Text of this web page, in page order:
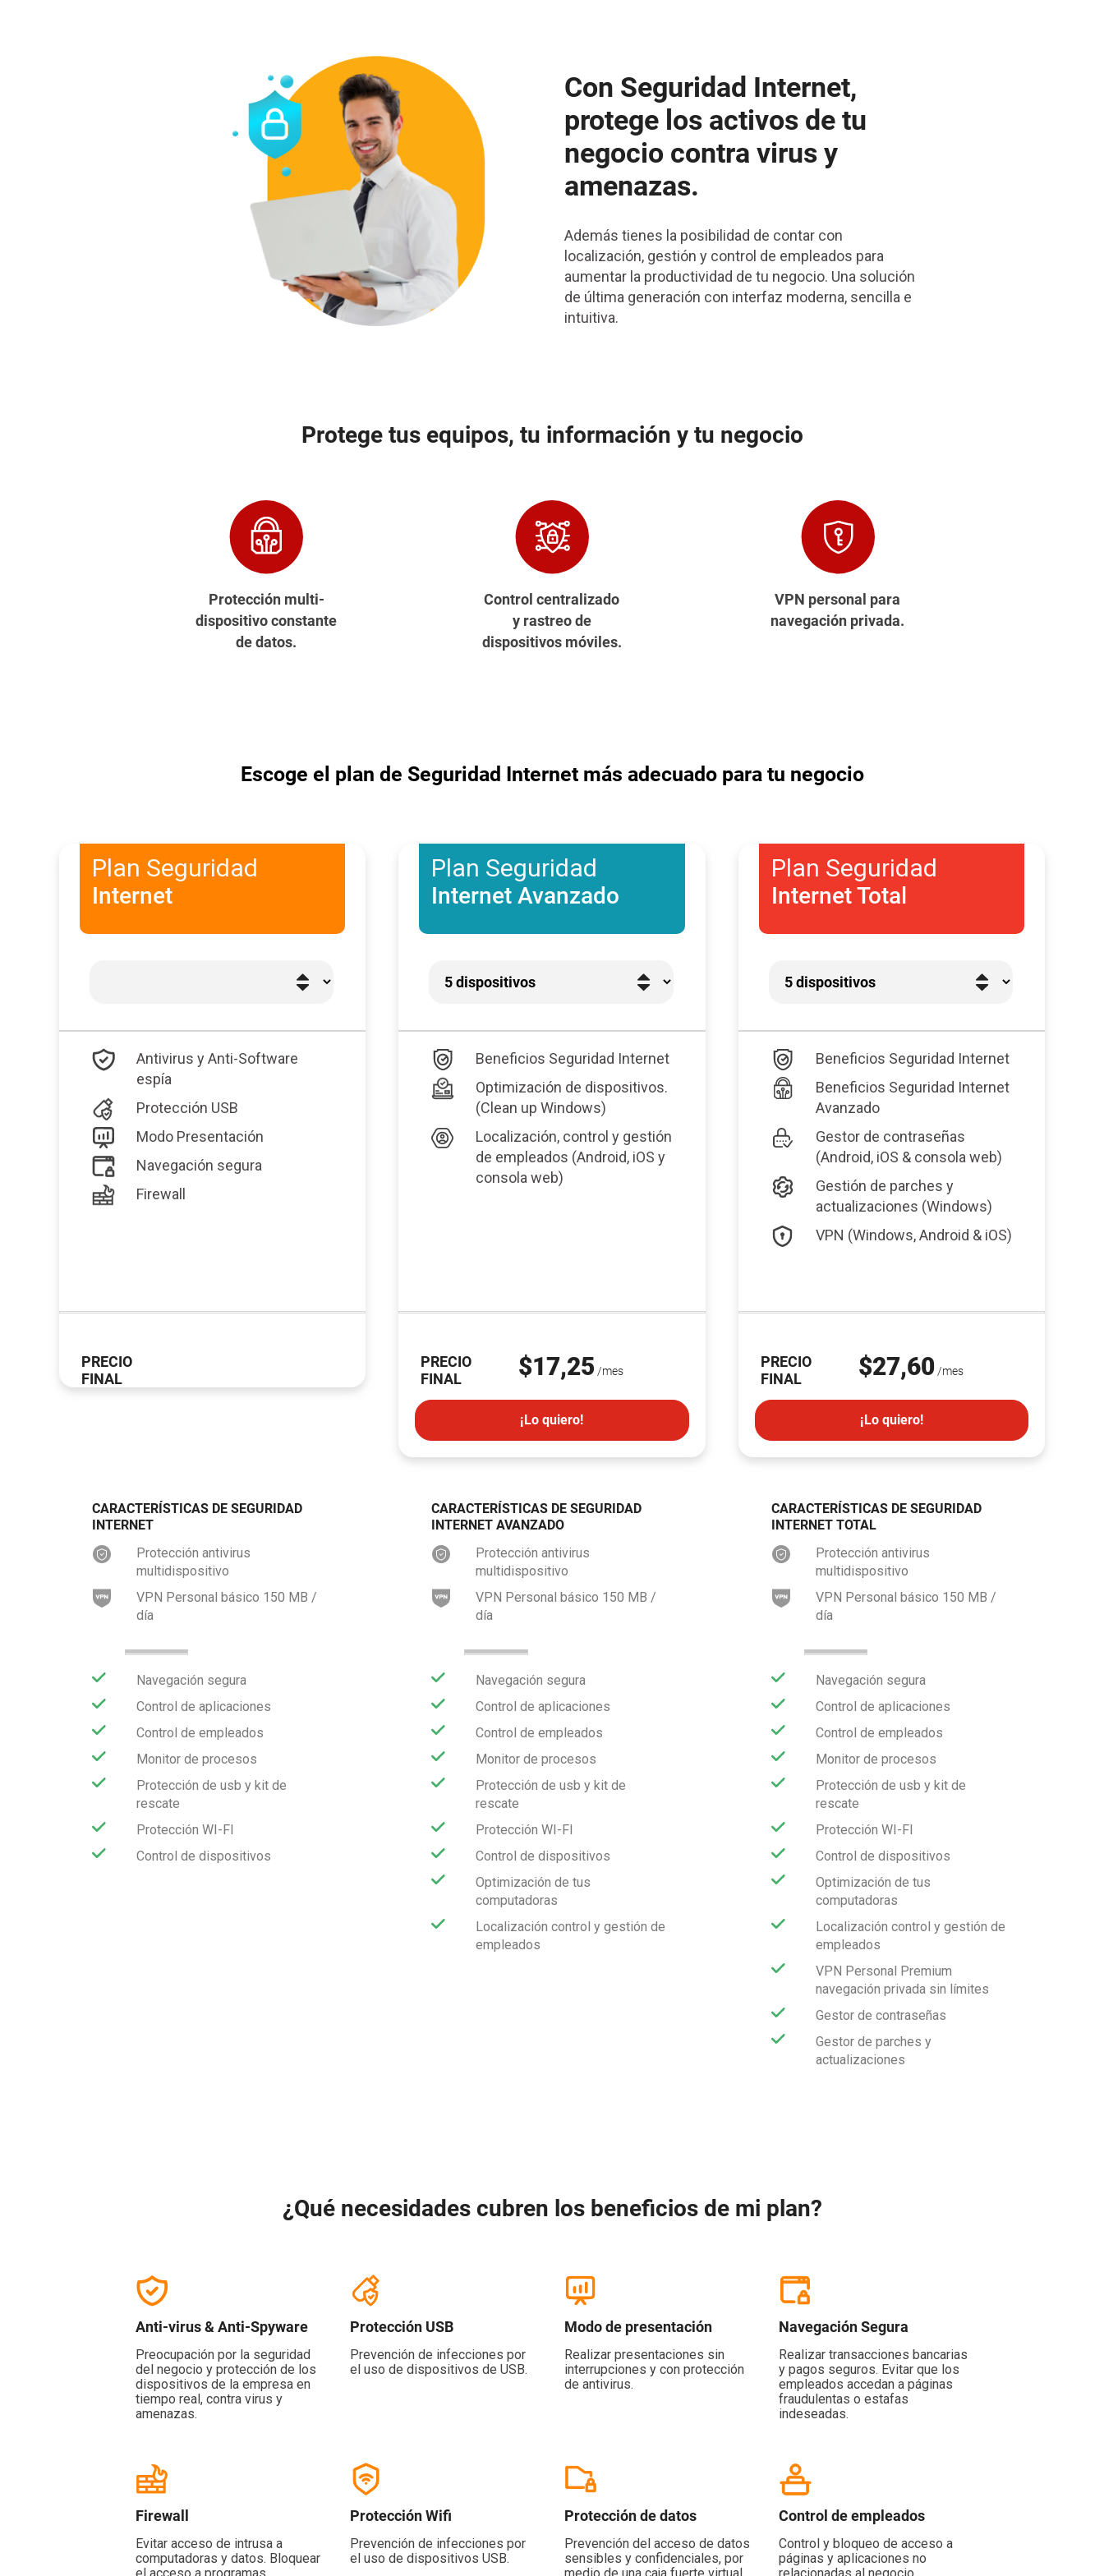
Con Seguridad Internet,
protege los activos de tu
negocio contra virus y
amenazas.
Además tienes la posibilidad de contar con
localización, gestión y control de empleados para
aumentar la productividad de tu negocio. Una solución
de última generación con interfaz moderna, sencilla e
intuitiva.
Protege tus equipos, tu información y tu negocio
Protección multi-
dispositivo constante
de datos.
Control centralizado
y rastreo de
dispositivos móviles.
VPN personal para
navegación privada.
Escoge el plan de Seguridad Internet más adecuado para tu negocio
Plan Seguridad
Internet
Antivirus y Anti-Software
espía
Protección USB
Modo Presentación
Navegación segura
Firewall
PRECIO
FINAL
Plan Seguridad
Internet Avanzado
Beneficios Seguridad Internet
Optimización de dispositivos.
(Clean up Windows)
Localización, control y gestión
de empleados (Android, iOS y
consola web)
PRECIO
FINAL
$17,25 /mes
¡Lo quiero!
Plan Seguridad
Internet Total
Beneficios Seguridad Internet
Beneficios Seguridad Internet
Avanzado
Gestor de contraseñas
(Android, iOS & consola web)
Gestión de parches y
actualizaciones (Windows)
VPN (Windows, Android & iOS)
PRECIO
FINAL
$27,60/mes
¡Lo quiero!
CARACTERÍSTICAS DE SEGURIDAD
INTERNET
Protección antivirus
multidispositivo
VPN Personal básico 150 MB /
día
Navegación segura
Control de aplicaciones
Control de empleados
Monitor de procesos
Protección de usb y kit de
rescate
Protección WI-FI
Control de dispositivos
CARACTERÍSTICAS DE SEGURIDAD
INTERNET AVANZADO
Protección antivirus
multidispositivo
VPN Personal básico 150 MB /
día
Navegación segura
Control de aplicaciones
Control de empleados
Monitor de procesos
Protección de usb y kit de
rescate
Protección WI-FI
Control de dispositivos
Optimización de tus
computadoras
Localización control y gestión de
empleados
CARACTERÍSTICAS DE SEGURIDAD
INTERNET TOTAL
Protección antivirus
multidispositivo
VPN Personal básico 150 MB /
día
Navegación segura
Control de aplicaciones
Control de empleados
Monitor de procesos
Protección de usb y kit de
rescate
Protección WI-FI
Control de dispositivos
Optimización de tus
computadoras
Localización control y gestión de
empleados
VPN Personal Premium
navegación privada sin límites
Gestor de contraseñas
Gestor de parches y
actualizaciones
¿Qué necesidades cubren los beneficios de mi plan?
Anti-virus & Anti-Spyware
Preocupación por la seguridad
del negocio y protección de los
dispositivos de la empresa en
tiempo real, contra virus y
amenazas.
Protección USB
Prevención de infecciones por
el uso de dispositivos de USB.
Modo de presentación
Realizar presentaciones sin
interrupciones y con protección
de antivirus.
Navegación Segura
Realizar transacciones bancarias
y pagos seguros. Evitar que los
empleados accedan a páginas
fraudulentas o estafas
indeseadas.
Firewall
Evitar acceso de intrusa a
computadoras y datos. Bloquear
Protección Wifi
Prevención de infecciones por
el uso de dispositivos USB.
Protección de datos
Prevención del acceso de datos
sensibles y confidenciales, por
Control de empleados
Control y bloqueo de acceso a
páginas y aplicaciones no